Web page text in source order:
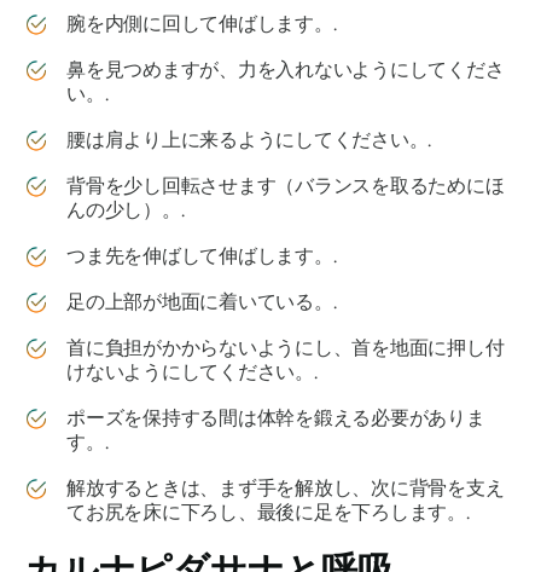
腕を内側に回して伸ばします。.
鼻を見つめますが、力を入れないようにしてくださ
い。.
腰は肩より上に来るようにしてください。.
背骨を少し回転させます（バランスを取るためにほ
んの少し）。.
つま先を伸ばして伸ばします。.
足の上部が地面に着いている。.
首に負担がかからないようにし、首を地面に押し付
けないようにしてください。.
ポーズを保持する間は体幹を鍛える必要がありま
す。.
解放するときは、まず手を解放し、次に背骨を支え
てお尻を床に下ろし、最後に足を下ろします。.